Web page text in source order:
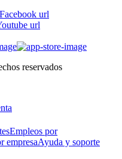
reservados
Empleos por
empresaAyuda y soporte